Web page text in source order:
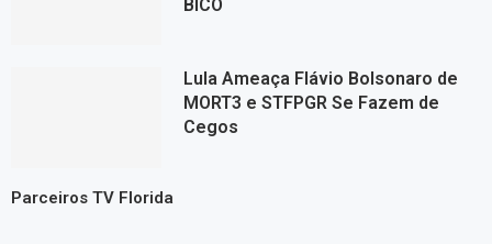
BICO
Lula Ameaça Flávio Bolsonaro de
MORT3 e STFPGR Se Fazem de
Cegos
Parceiros TV Florida